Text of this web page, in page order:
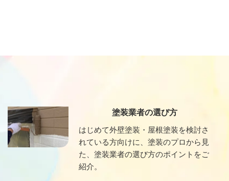
塗装業者の選び方
はじめて外壁塗装・屋根塗装を検討さ
れている方向けに、塗装のプロから見
た、塗装業者の選び方のポイントをご
紹介。